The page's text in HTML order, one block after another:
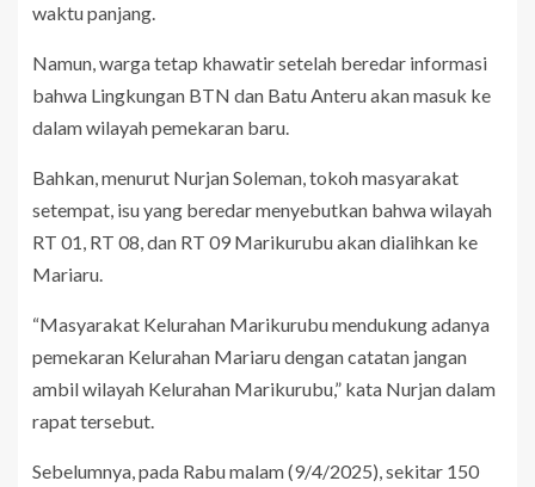
waktu panjang.
Namun, warga tetap khawatir setelah beredar informasi
bahwa Lingkungan BTN dan Batu Anteru akan masuk ke
dalam wilayah pemekaran baru.
Bahkan, menurut Nurjan Soleman, tokoh masyarakat
setempat, isu yang beredar menyebutkan bahwa wilayah
RT 01, RT 08, dan RT 09 Marikurubu akan dialihkan ke
Mariaru.
“Masyarakat Kelurahan Marikurubu mendukung adanya
pemekaran Kelurahan Mariaru dengan catatan jangan
ambil wilayah Kelurahan Marikurubu,” kata Nurjan dalam
rapat tersebut.
Sebelumnya, pada Rabu malam (9/4/2025), sekitar 150